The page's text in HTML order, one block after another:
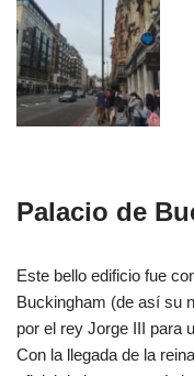
Palacio de
Este bello edificio fue
Buckingham (de así su
por el rey Jorge III para
Con la llegada de la